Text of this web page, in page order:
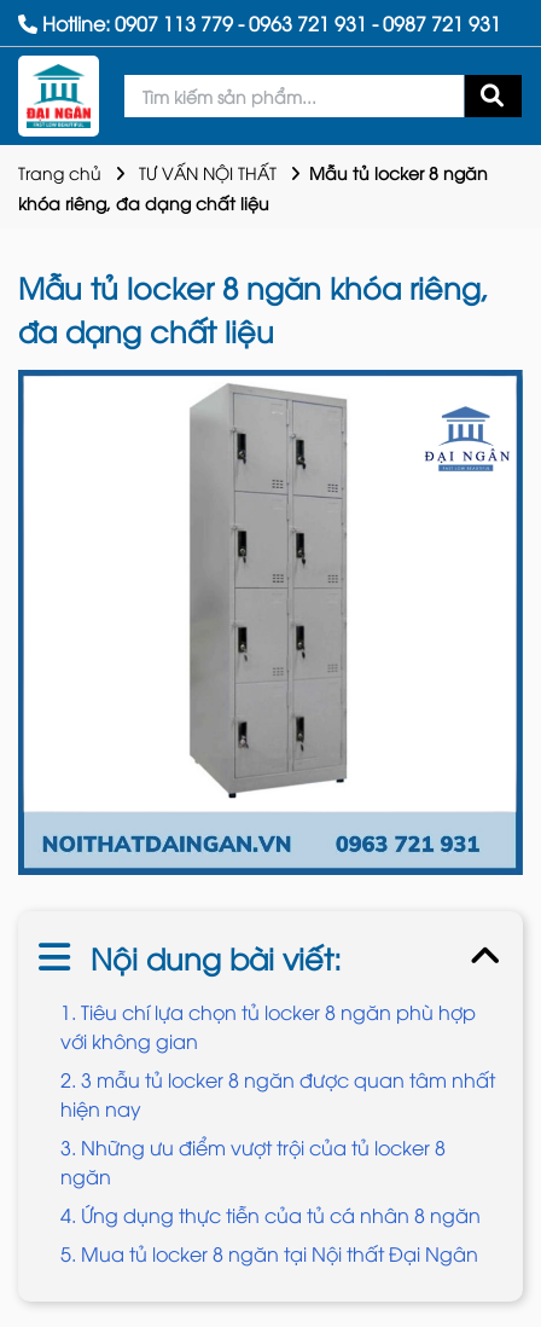
Hotline:0907 113 779-0963 721 931 -0987 721 931
Trang chủ TƯ VẤN NỘI THẤT
Mẫu tủ locker 8 ngăn
khóa riêng, đa dạng chất liệu
Mẫu tủ locker 8 ngăn khóa riêng,
đa dạng chất liệu
Nội dung bài viết:
1. Tiêu chí lựa chọn tủ locker 8 ngăn phù hợp
với không gian
2. 3 mẫu tủ locker 8 ngăn được quan tâm nhất
hiện nay
3. Những ưu điểm vượt trội của tủ locker 8
ngăn
4. Ứng dụng thực tiễn của tủ cá nhân 8 ngăn
5. Mua tủ locker 8 ngăn tại Nội thất Đại Ngân